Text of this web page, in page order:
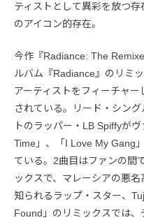
ティストとして異彩を放つ
のアイコン的存在。
今作『Radiance: The
ルバム『Radiance』のリミ
アーティストをフィーチャ
されている。リード・シン
トのラッパー・LB Spiffyが
Time」、「I Love My Gang
ている。2曲目はファンの間
ックスで、マレーシアの悪
知られるラップ・スター、
Found」のリミックスでは